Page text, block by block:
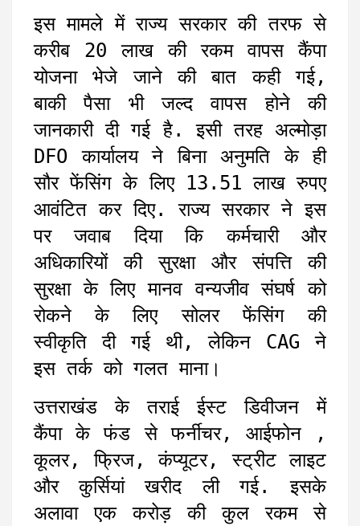
इस मामले में राज्य सरकार की तरफ से
करीब 20 लाख की रकम वापस कैंपा
योजना भेजे जाने की बात कही गई,
बाकी पैसा भी जल्द वापस होने की
जानकारी दी गई है. इसी तरह अल्मोड़ा
DFO कार्यालय ने बिना अनुमति के ही
सौर फेंसिंग के लिए 13.51 लाख रुपए
आवंटित कर दिए. राज्य सरकार ने इस
पर जवाब दिया कि कर्मचारी और
अधिकारियों की सुरक्षा और संपत्ति की
सुरक्षा के लिए मानव वन्यजीव संघर्ष को
रोकने के लिए सोलर फेंसिंग की
स्वीकृति दी गई थी, लेकिन CAG ने
इस तर्क को गलत माना।
उत्तराखंड के तराई ईस्ट डिवीजन में
कैंपा के फंड से फर्नीचर, आईफोन ,
कूलर, फ्रिज, कंप्यूटर, स्ट्रीट लाइट
और कुर्सियां खरीद ली गई. इसके
अलावा एक करोड़ की कुल रकम से